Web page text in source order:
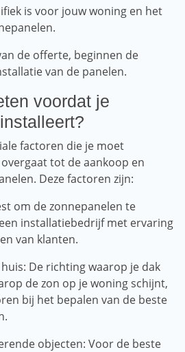
is voor jouw woning en het
de offerte, beginnen de
van de panelen.
voordat je
factoren die je moet
tot de aankoop en
Deze factoren zijn:
om de zonnepanelen te
installatiebedrijf met ervaring
van klanten.
De richting waarop je dak
de zon op je woning schijnt,
bij het bepalen van de beste
objecten: Voor de beste